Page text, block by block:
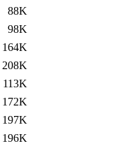
88K
98K
164K
208K
113K
172K
197K
196K